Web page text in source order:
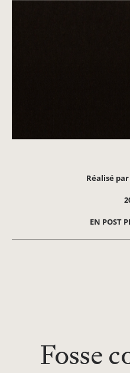
Réalisé
EN POST
Fosse